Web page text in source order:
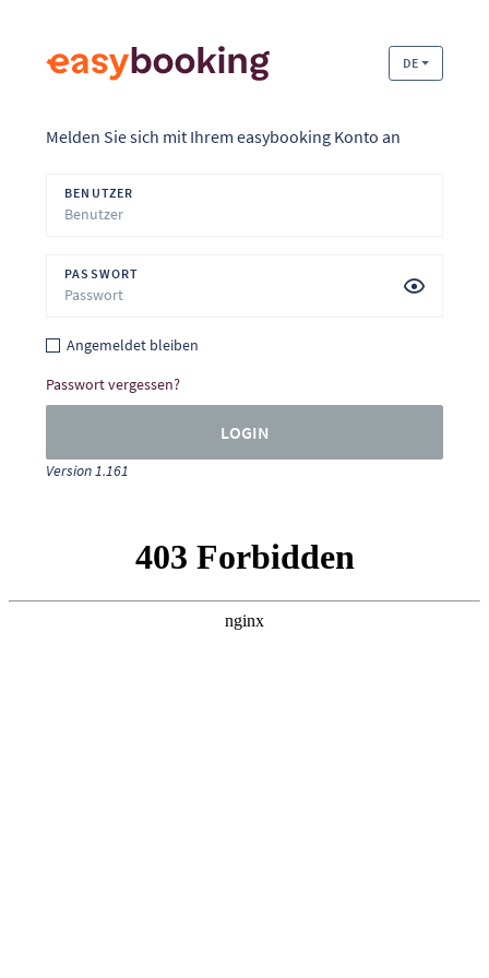
DE
Melden Sie sich mit Ihrem easybooking Konto an
BENUTZER
PASSWORT
Angemeldet bleiben
Passwort vergessen?
LOGIN
Version 1.161